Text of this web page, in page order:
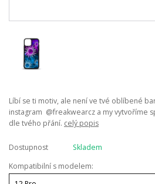
Líbí se ti motiv, ale není ve tvé oblíbené
instagram @freakwearcz a my vytvoříme
dle tvého přání. celý popis
Dostupnost
Skladem
Kompatibilní s modelem: